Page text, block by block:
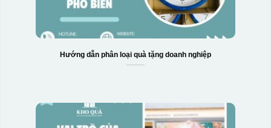
Hướng dẫn phân loại quà tặng doanh nghiệp